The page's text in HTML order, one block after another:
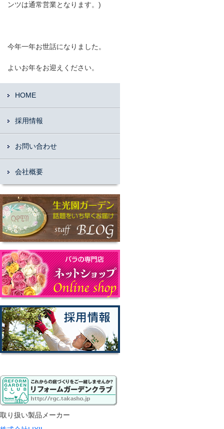
ンツは通常営業となります。)
今年一年お世話になりました。
よいお年をお迎えください。
HOME
採用情報
お問い合わせ
会社概要
取り扱い製品メーカー